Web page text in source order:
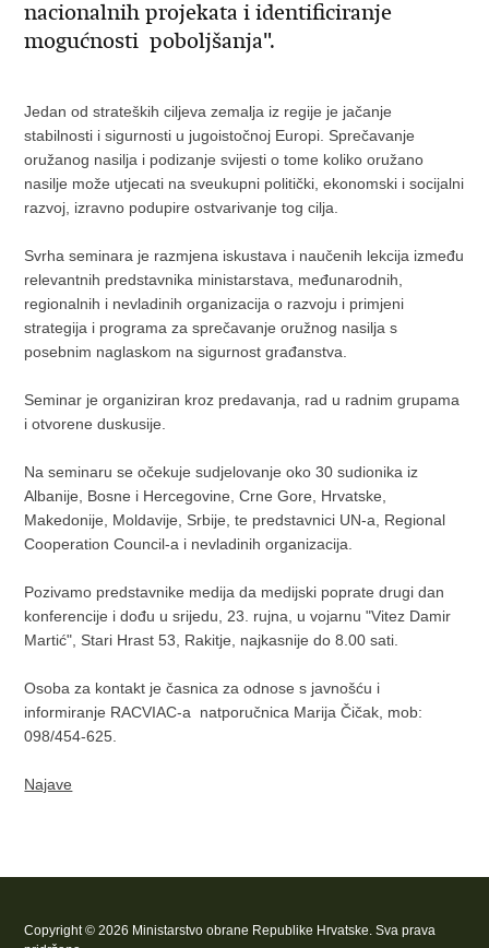
nacionalnih projekata i identificiranje
mogućnosti poboljšanja".
Jedan od strateških ciljeva zemalja iz regije je jačanje
stabilnosti i sigurnosti u jugoistočnoj Europi. Sprečavanje
oružanog nasilja i podizanje svijesti o tome koliko oružano
nasilje može utjecati na sveukupni politički, ekonomski i socijalni
razvoj, izravno podupire ostvarivanje tog cilja.
Svrha seminara je razmjena iskustava i naučenih lekcija između
relevantnih predstavnika ministarstava, međunarodnih,
regionalnih i nevladinih organizacija o razvoju i primjeni
strategija i programa za sprečavanje oružnog nasilja s
posebnim naglaskom na sigurnost građanstva.
Seminar je organiziran kroz predavanja, rad u radnim grupama
i otvorene duskusije.
Na seminaru se očekuje sudjelovanje oko 30 sudionika iz
Albanije, Bosne i Hercegovine, Crne Gore, Hrvatske,
Makedonije, Moldavije, Srbije, te predstavnici UN-a, Regional
Cooperation Council-a i nevladinih organizacija.
Pozivamo predstavnike medija da medijski poprate drugi dan
konferencije i dođu u srijedu, 23. rujna, u vojarnu "Vitez Damir
Martić", Stari Hrast 53, Rakitje, najkasnije do 8.00 sati.
Osoba za kontakt je časnica za odnose s javnošću i
informiranje RACVIAC-a natporučnica Marija Čičak, mob:
098/454-625.
Najave
Copyright © 2026 Ministarstvo obrane Republike Hrvatske. Sva prava